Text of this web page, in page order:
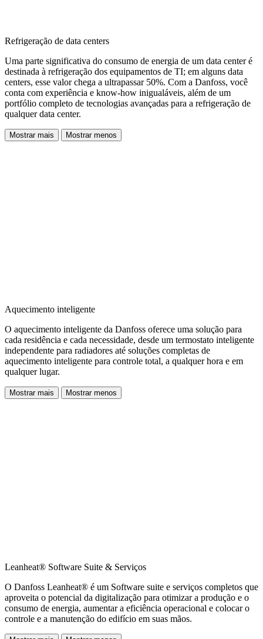
Refrigeração de data centers
Uma parte significativa do consumo de energia de um data center é
destinada à refrigeração dos equipamentos de TI; em alguns data
centers, esse valor chega a ultrapassar 50%. Com a Danfoss, você
conta com experiência e know-how inigualáveis, além de um
portfólio completo de tecnologias avançadas para a refrigeração de
qualquer data center.
Mostrar mais Mostrar menos
Aquecimento inteligente
O aquecimento inteligente da Danfoss oferece uma solução para
cada residência e cada necessidade, desde um termostato inteligente
independente para radiadores até soluções completas de
aquecimento inteligente para controle total, a qualquer hora e em
qualquer lugar.
Mostrar mais Mostrar menos
Leanheat® Software Suite & Serviços
O Danfoss Leanheat® é um Software suite e serviços completos que
aproveita o potencial da digitalização para otimizar a produção e o
consumo de energia, aumentar a eficiência operacional e colocar o
controle e a manutenção do edifício em suas mãos.